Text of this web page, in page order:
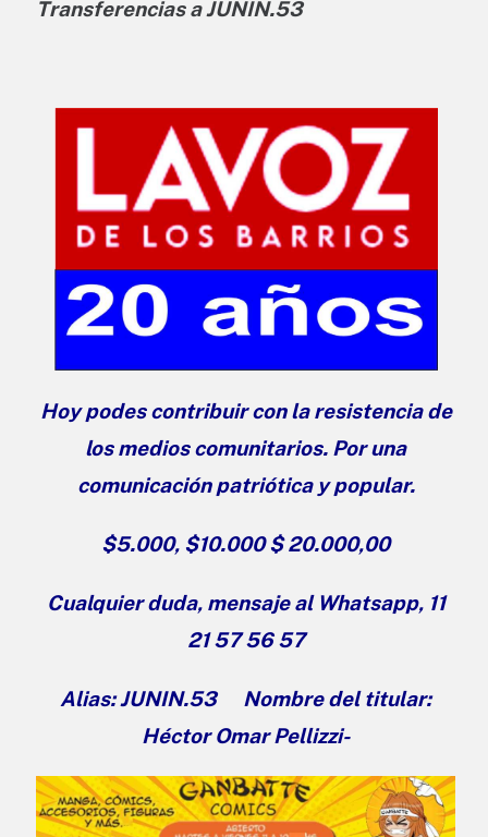
Transferencias a JUNIN.53
Hoy podes contribuir con la resistencia de
los medios comunitarios. Por una
comunicación patriótica y popular.
$5.000, $10.000 $ 20.000,00
Cualquier duda, mensaje al Whatsapp, 11
21 57 56 57
Alias: JUNIN.53 Nombre del titular:
Héctor Omar Pellizzi-